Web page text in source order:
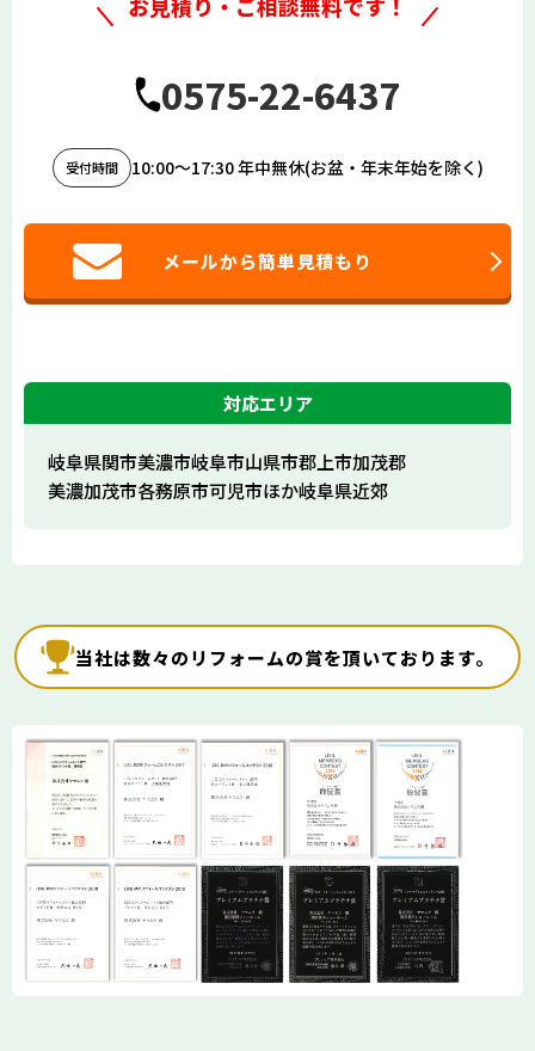
0575-22-6437
受付時間 10:00〜17:30 年中無休(お盆・年末年始を除く)
メールから簡単見積もり
対応エリア
岐阜県関市美濃市岐阜市山県市郡上市加茂郡
美濃加茂市各務原市可児市ほか岐阜県近郊
当社は数々のリフォームの賞を頂いております。